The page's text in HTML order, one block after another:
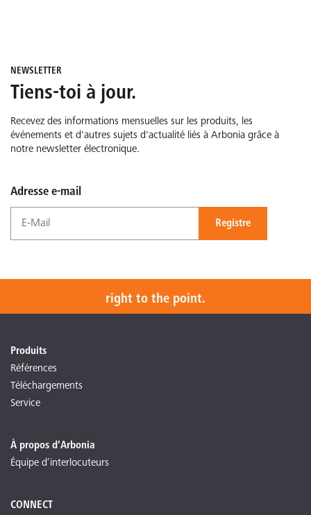
NEWSLETTER
Tiens-toi à jour.
Recevez des informations mensuelles sur les produits, les
événements et d'autres sujets d'actualité liés à Arbonia grâce à
notre newsletter électronique.
Adresse e-mail
Registre
right to the point.
Produits
Références
Téléchargements
Service
À propos d’Arbonia
Équipe d’interlocuteurs
CONNECT